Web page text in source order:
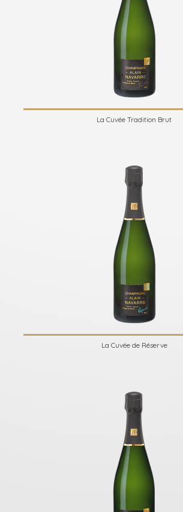
La Cuvée Tradition Brut
La Cuvée de Réserve